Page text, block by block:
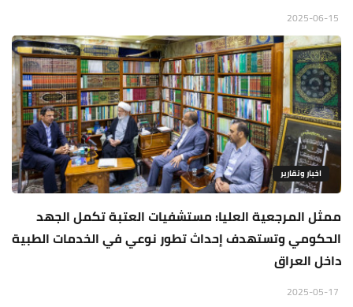
اخبار وتقارير
ممثل المرجعية العليا: مستشفيات العتبة تكمل الجهد
الحكومي وتستهدف إحداث تطور نوعي في الخدمات الطبية
داخل العراق